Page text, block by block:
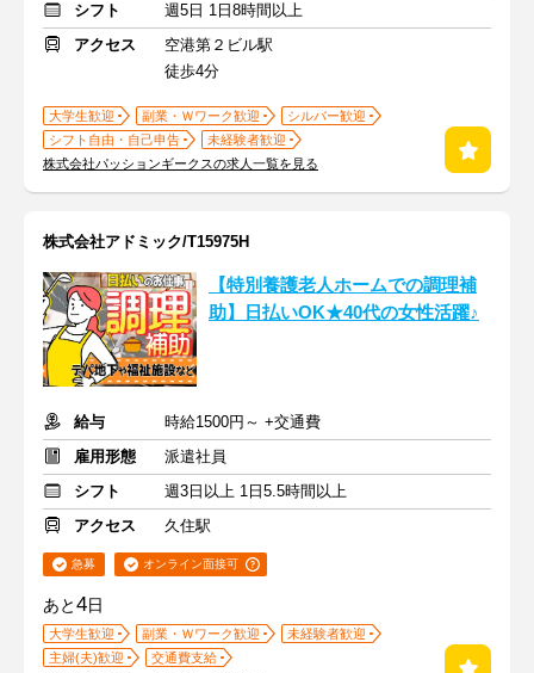
シフト
週5日 1日8時間以上
アクセス
空港第２ビル駅
徒歩4分
大学生歓迎 副業・Ｗワーク歓迎
シルバー歓迎
シフト自由・自己申告
未経験者歓迎
株式会社パッションギークスの求人一覧を見る
株式会社アドミック/T15975H
【特別養護老人ホームでの調理補
助】日払いOK★40代の女性活躍♪
給与
時給1500円～ +交通費
雇用形態
派遣社員
シフト
週3日以上 1日5.5時間以上
アクセス
久住駅
急募 オンライン面接可
あと4日
大学生歓迎 副業・Ｗワーク歓迎
未経験者歓迎
主婦(夫)歓迎
交通費支給